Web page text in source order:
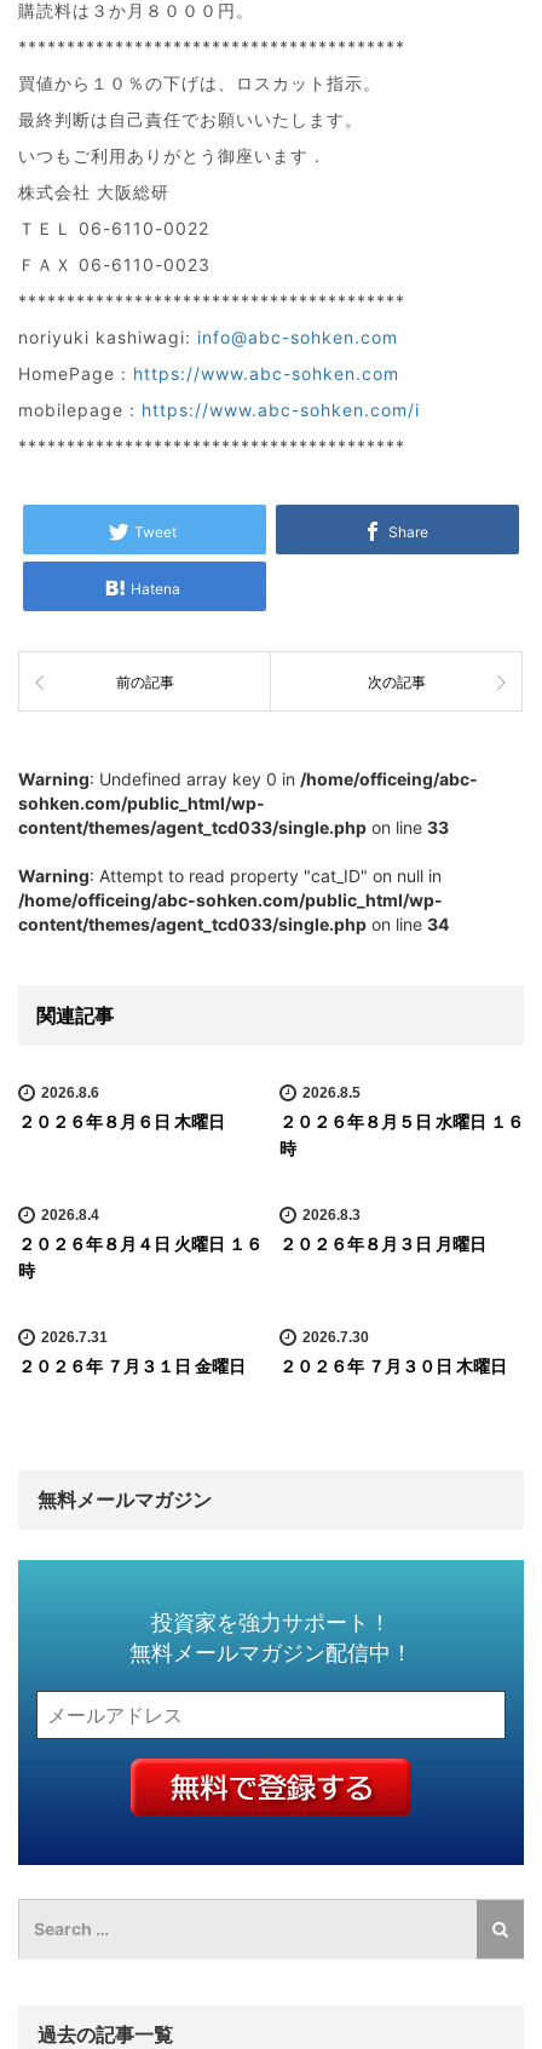
購読料は３か月８０００円。
****************************************
買値から１０％の下げは、ロスカット指示。
最終判断は自己責任でお願いいたします。
いつもご利用ありがとう御座います．
株式会社 大阪総研
ＴＥＬ 06-6110-0022
ＦＡＸ 06-6110-0023
****************************************
noriyuki kashiwagi: info@abc-sohken.com
HomePage : https://www.abc-sohken.com
mobilepage : https://www.abc-sohken.com/i
****************************************
Tweet Share
Hatena
前の記事 次の記事
Warning: Undefined array key 0 in /home/officeing/abc-
sohken.com/public_html/wp-
content/themes/agent_tcd033/single.php on line 33
Warning: Attempt to read property "cat_ID" on null in
/home/officeing/abc-sohken.com/public_html/wp-
content/themes/agent_tcd033/single.php on line 34
関連記事
2026.8.6
２０２６年８月６日 木曜日
2026.8.5
２０２６年８月５日 水曜日 １６
時
2026.8.4
２０２６年８月４日 火曜日 １６
時
2026.8.3
２０２６年８月３日 月曜日
2026.7.31
２０２６年 ７月３１日 金曜日
2026.7.30
２０２６年 ７月３０日 木曜日
無料メールマガジン
投資家を強力サポート！
無料メールマガジン配信中！
過去の記事一覧